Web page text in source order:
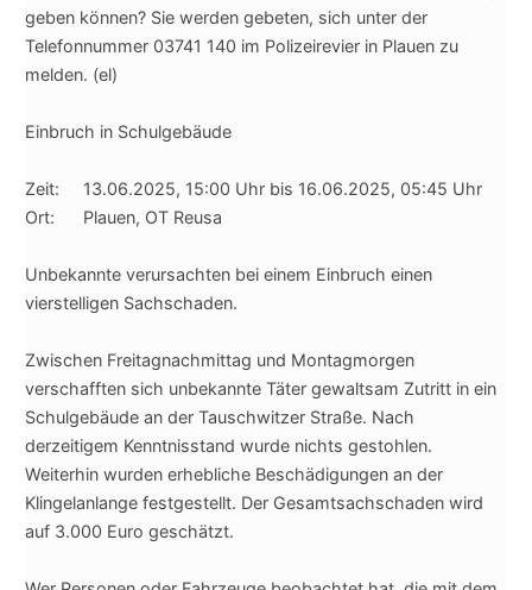
geben können? Sie werden gebeten, sich unter der
Telefonnummer 03741 140 im Polizeirevier in Plauen zu
melden. (el)
Einbruch in Schulgebäude
Zeit: 13.06.2025, 15:00 Uhr bis 16.06.2025, 05:45 Uhr
Ort: Plauen, OT Reusa
Unbekannte verursachten bei einem Einbruch einen
vierstelligen Sachschaden.
Zwischen Freitagnachmittag und Montagmorgen
verschafften sich unbekannte Täter gewaltsam Zutritt in ein
Schulgebäude an der Tauschwitzer Straße. Nach
derzeitigem Kenntnisstand wurde nichts gestohlen.
Weiterhin wurden erhebliche Beschädigungen an der
Klingelanlange festgestellt. Der Gesamtsachschaden wird
auf 3.000 Euro geschätzt.